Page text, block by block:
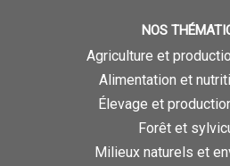
NOS
Agriculture et
Alimentation et
Élevage et
Forêt et
Milieux naturels et